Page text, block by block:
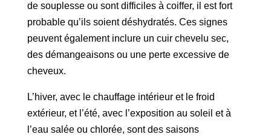
de souplesse ou sont difficiles à coiffer, il est fort
probable qu’ils soient déshydratés. Ces signes
peuvent également inclure un cuir chevelu sec,
des démangeaisons ou une perte excessive de
cheveux.
L’hiver, avec le chauffage intérieur et le froid
extérieur, et l’été, avec l’exposition au soleil et à
l’eau salée ou chlorée, sont des saisons